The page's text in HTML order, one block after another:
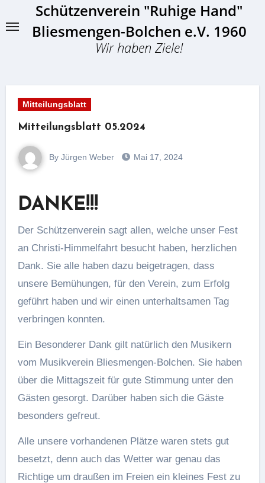
to
Schützenverein "Ruhige Hand"
Bliesmengen-Bolchen e.V. 1960
Wir haben Ziele!
Mitteilungsblatt
Mitteilungsblatt 05.2024
By Jürgen Weber Mai 17, 2024
DANKE!!!
Der Schützenverein sagt allen, welche unser Fest
an Christi-Himmelfahrt besucht haben, herzlichen
Dank. Sie alle haben dazu beigetragen, dass
unsere Bemühungen, für den Verein, zum Erfolg
geführt haben und wir einen unterhaltsamen Tag
verbringen konnten.
Ein Besonderer Dank gilt natürlich den Musikern
vom Musikverein Bliesmengen-Bolchen. Sie haben
über die Mittagszeit für gute Stimmung unter den
Gästen gesorgt. Darüber haben sich die Gäste
besonders gefreut.
Alle unsere vorhandenen Plätze waren stets gut
besetzt, denn auch das Wetter war genau das
Richtige um draußen im Freien ein kleines Fest zu